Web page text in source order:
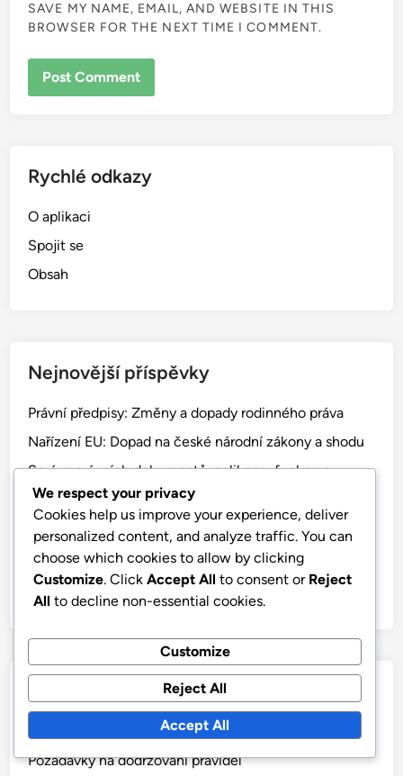
SAVE MY NAME, EMAIL, AND WEBSITE IN THIS
BROWSER FOR THE NEXT TIME I COMMENT.
Rychlé odkazy
O aplikaci
Spojit se
Obsah
Nejnovější příspěvky
Právní předpisy: Změny a dopady rodinného práva
Nařízení EU: Dopad na české národní zákony a shodu
Správa právních dokumentů: aplikace, funkce a
zabezpečení
Výzvy v oblasti dodržování předpisů: Malé podniky,
regulace a řešení
Požadavky na soulad: Startups, GDPR, Daně, Pracovní
právo, Finance
Druhy právních předpisů
Požadavky na dodržování pravidel
We respect your privacy
Cookies help us improve your experience, deliver
personalized content, and analyze traffic. You can
choose which cookies to allow by clicking
Customize. Click Accept All to consent or Reject
All to decline non-essential cookies.
Customize
Reject All
Accept All